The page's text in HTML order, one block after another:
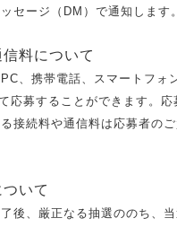
セージ（DM）で通知します。
料について
、携帯電話、スマートフォ
応募することができます。応
接続料や通信料は応募者のご
いて
後、厳正なる抽選ののち、